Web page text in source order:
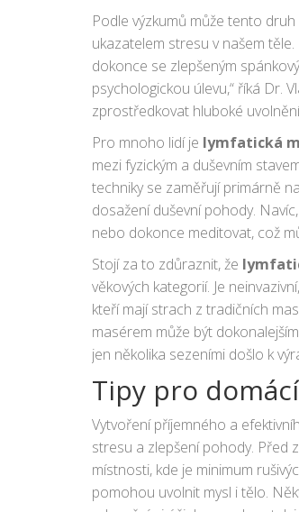
parasympatické nervy, což vede
Podle výzkumů může tento
ukazatelem stresu v našem
dokonce se zlepšeným
psychologickou úlevu,“ říká Dr.
zprostředkovat hluboké
trvale.“
Pro mnoho lidí je lymfatická
mezi fyzickým a duševním
techniky se zaměřují primárně
dosažení duševní pohody.
nebo dokonce meditovat, což
Stojí za to zdůraznit, že
věkových kategorií. Je
kteří mají strach z tradičních
masérem může být
jen několika sezeními došlo k
skutečně inspirativní cesta k
Tipy pro
Vytvoření příjemného a
stresu a zlepšení pohody. Před
místnosti, kde je minimum
pomohou uvolnit mysl i tělo.